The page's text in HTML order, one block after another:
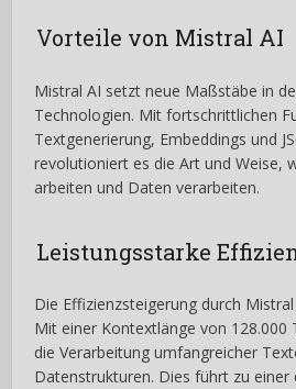
Vorteile von Mistral AI
Mistral AI setzt neue Maßstäbe in
Technologien. Mit fortschrittlichen
Textgenerierung, Embeddings und
revolutioniert es die Art und Weise,
arbeiten und Daten verarbeiten.
Leistungsstarke
Die Effizienzsteigerung durch
Mit einer Kontextlänge von 128.000
die Verarbeitung umfangreicher
Datenstrukturen. Dies führt zu einer